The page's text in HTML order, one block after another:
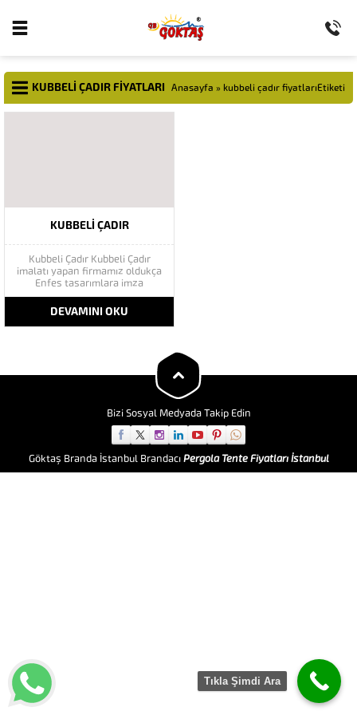
KUBBELI ÇADIR FIYATLARI Anasayfa » kubbeli çadır fiyatlarıEtiketi
KUBBELI ÇADIR
Kubbeli Çadır Kubbeli Çadır
imalatı yapan firmamız oldukça
Enfes tasarımlara imza
atmaktadır. Her zaman müşteri
isteklerini ön plan da tutarak
branda hizmeti veren firmamız
müşteri memnuniyetini
fiyat uygulaması yapmaktadır.
Kubbeli Gazebo Çadır Mimari
DEVAMINI OKU
Bizi Sosyal Medyada Takip Edin
Göktaş Branda İstanbul Brandacı Pergola Tente Fiyatları İstanbul
Tıkla Şimdi Ara